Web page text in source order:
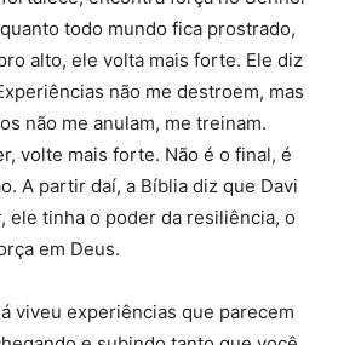
todo mundo fica prostrado,
alto, ele volta mais forte. Ele diz
não me destroem, mas
não me anulam, me treinam.
volte mais forte. Não é o final, é
A partir daí, a Bíblia diz que Davi
ele tinha o poder da resiliência, o
em Deus.
viveu experiências que parecem